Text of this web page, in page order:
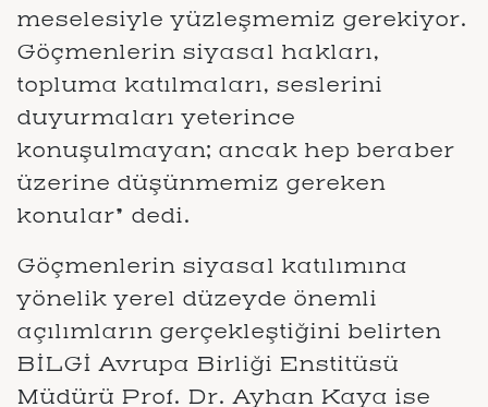
meselesiyle yüzleşmemiz gerekiyor.
Göçmenlerin siyasal hakları,
topluma katılmaları, seslerini
duyurmaları yeterince
konuşulmayan; ancak hep beraber
üzerine düşünmemiz gereken
konular” dedi.
Göçmenlerin siyasal katılımına
yönelik yerel düzeyde önemli
açılımların gerçekleştiğini belirten
BİLGİ Avrupa Birliği Enstitüsü
Müdürü Prof. Dr. Ayhan Kaya ise